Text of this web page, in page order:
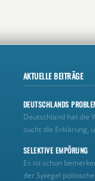
AKTUELLE BEITRÄGE
DEUTSCHLANDS
Deutschland hat die
sucht die Erklärung,
SELEKTIVE EMPÖRUNG
Es ist schon
der Spiegel